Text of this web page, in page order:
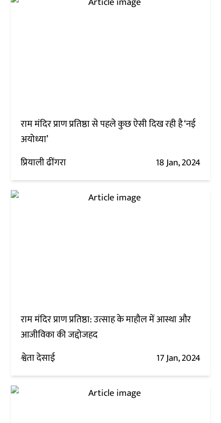
राम मंदिर प्राण प्रतिष्ठा से पहले कुछ ऐसी दिख रही है ‘नई
अयोध्या’
प्रियाली ढींगरा
18 Jan, 2024
राम मंदिर प्राण प्रतिष्ठा: उत्साह के माहौल में आस्था और
आजीविका की जद्दोजहद
श्वेता देसाई
17 Jan, 2024